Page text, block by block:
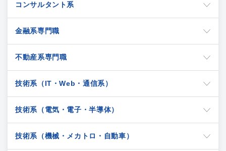
コンサルタント系
金融系専門職
不動産系専門職
技術系（IT・Web・通信系）
技術系（電気・電子・半導体）
技術系（機械・メカトロ・自動車）